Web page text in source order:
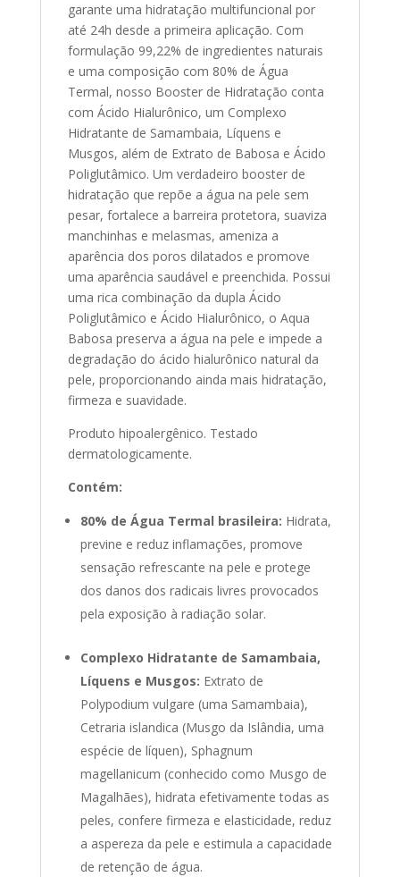
garante uma hidratação multifuncional por
até 24h desde a primeira aplicação. Com
formulação 99,22% de ingredientes naturais
e uma composição com 80% de Água
Termal, nosso Booster de Hidratação conta
com Ácido Hialurônico, um Complexo
Hidratante de Samambaia, Líquens e
Musgos, além de Extrato de Babosa e Ácido
Poliglutâmico. Um verdadeiro booster de
hidratação que repõe a água na pele sem
pesar, fortalece a barreira protetora, suaviza
manchinhas e melasmas, ameniza a
aparência dos poros dilatados e promove
uma aparência saudável e preenchida. Possui
uma rica combinação da dupla Ácido
Poliglutâmico e Ácido Hialurônico, o Aqua
Babosa preserva a água na pele e impede a
degradação do ácido hialurônico natural da
pele, proporcionando ainda mais hidratação,
firmeza e suavidade.
Produto hipoalergênico. Testado
dermatologicamente.
Contém:
80% de Água Termal brasileira: Hidrata,
previne e reduz inflamações, promove
sensação refrescante na pele e protege
dos danos dos radicais livres provocados
pela exposição à radiação solar.
Complexo Hidratante de Samambaia,
Líquens e Musgos: Extrato de
Polypodium vulgare (uma Samambaia),
Cetraria islandica (Musgo da Islândia, uma
espécie de líquen), Sphagnum
magellanicum (conhecido como Musgo de
Magalhães), hidrata efetivamente todas as
peles, confere firmeza e elasticidade, reduz
a aspereza da pele e estimula a capacidade
de retenção de água.